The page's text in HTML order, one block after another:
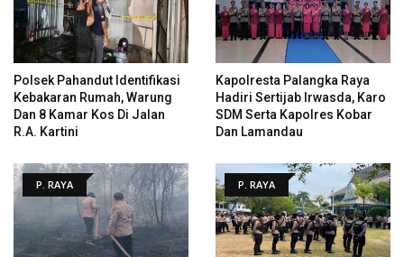
Polsek Pahandut Identifikasi
Kebakaran Rumah, Warung
Dan 8 Kamar Kos Di Jalan
R.A. Kartini
Kapolresta Palangka Raya
Hadiri Sertijab Irwasda, Karo
SDM Serta Kapolres Kobar
Dan Lamandau
P. RAYA P. RAYA